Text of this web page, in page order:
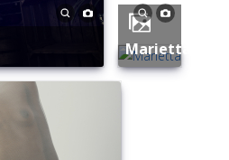
Marietta